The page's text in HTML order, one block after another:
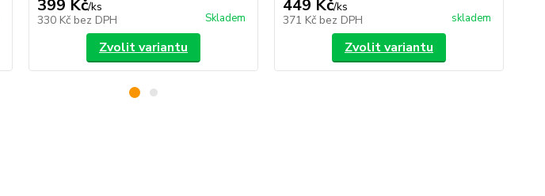
399 Kč/ks
330 Kč bez DPH Skladem
Zvolit variantu
449 Kč/ks
371 Kč bez DPH skladem
Zvolit variantu